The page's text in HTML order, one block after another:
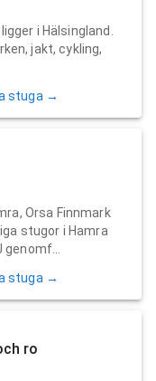
i Hälsingland.
jakt, cykling,
stuga →
Orsa Finnmark
stugor i Hamra
stuga →
ro